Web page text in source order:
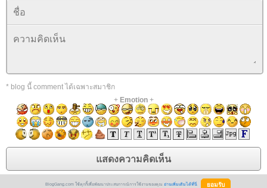
* blog นี้ comment ได้เฉพาะสมาชิก
+ Emotion+
BlogGang.com ใช้คุกกี้เพื่อพัฒนาประสบการณ์การใช้งานของคุณ อ่านเพิ่มเติมได้ที่นี่